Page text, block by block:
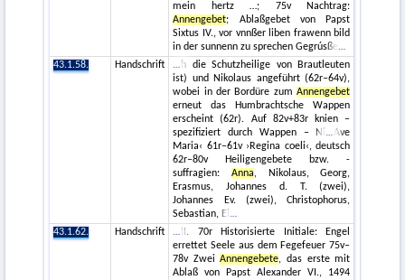
mein hertz …; 75v Nachtrag:
Annengebet; Ablaßgebet von Papst
Sixtus IV., vor vnnßer liben frawenn bild
in der sunnenn zu sprechen Gegrúsße
43.1.58.
Handschrift
h die Schutzheilige von Brautleuten
ist) und Nikolaus angeführt (62r–64v),
wobei in der Bordüre zumAnnengebet
erneut das Humbrachtsche Wappen
erscheint (62r). Auf 82v+83r knien –
spezifiziert durch Wappen – Ni
Ave
Maria‹ 61r–61v ›Regina coeli‹, deutsch
62r–80v Heiligengebete bzw. -
suffragien: Anna, Nikolaus, Georg,
Erasmus, Johannes d. T. (zwei),
Johannes Ev. (zwei), Christophorus,
Sebastian, Ei
43.1.62.
Handschrift
II. 70r Historisierte Initiale: Engel
errettet Seele aus dem Fegefeuer 75v–
78v ZweiAnnengebete, das erste mit
Ablaß von Papst Alexander VI., 1494